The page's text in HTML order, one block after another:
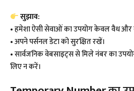
सुझाव:
• हमेशा ऐसी सेवाओं का उपयोग केवल वैध और
• अपने पर्सनल डेटा को सुरक्षित रखें।
• सार्वजनिक वेबसाइट्स से मिले नंबर का
लिए न करें।